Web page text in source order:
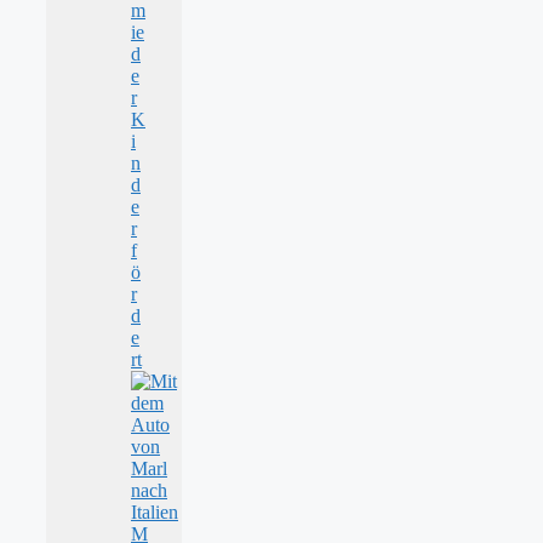
m
ie
d
e
r
K
i
n
d
e
r
f
ö
r
d
e
rt
M